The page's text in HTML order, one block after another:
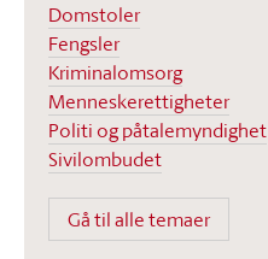
Domstoler
Fengsler
Kriminalomsorg
Menneskerettigheter
Politi og påtalemyndighet
Sivilombudet
Gå til alle temaer